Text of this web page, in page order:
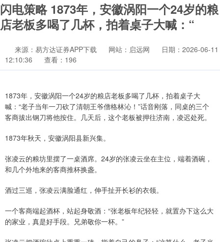
闪电策略 1873年，安徽涡阳一个24岁的粮
店老板多喝了几杯，拍着桌子大喊：“
来源：易方达证券APP下载 网站：启远网
日期：2026-06-11
12:10:36
查看：196
1873年，安徽涡阳一个24岁的粮店老板多喝了几杯，拍着桌子大
喊：“老子当年一刀砍了清朝王爷僧格林沁！”话音刚落，同桌的三个
客商拔出钢刀将他按住。几天后，这个老板被押往济南，凌迟处死。
1873年秋天，安徽涡阳县新兴集。
张凌云的粮坊里摆了一桌酒席。24岁的张凌云坐在主位，端着酒碗，
和几个外地来的客商推杯换盏。
酒过三巡，张凌云满脸通红，伸手扯开长衫的衣领。
一个客商端起酒杯，站起身敬酒：“张老板年纪轻轻，就置办下这么大
的家业，真是好手段。兄弟敬你一杯。”